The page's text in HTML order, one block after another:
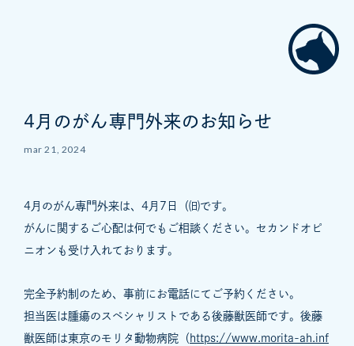
4月のがん専門外来のお知らせ
mar 21, 2024
4月のがん専門外来は、4月7日（㈰です。
がんに関するご心配は何でもご相談ください。セカンドオピ
ニオンも受け入れております。
完全予約制のため、事前にお電話にてご予約ください。
担当医は腫瘍のスペシャリストである後藤獣医師です。後藤
獣医師は東京のモリタ動物病院（ https://www.morita-ah.inf